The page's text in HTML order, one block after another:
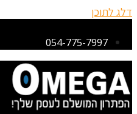
דלג לתוכן
054-775-7997